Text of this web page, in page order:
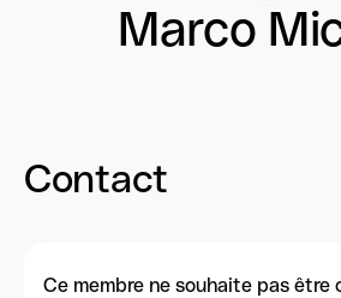
Marco
Contact
Ce membre ne souhaite pas être